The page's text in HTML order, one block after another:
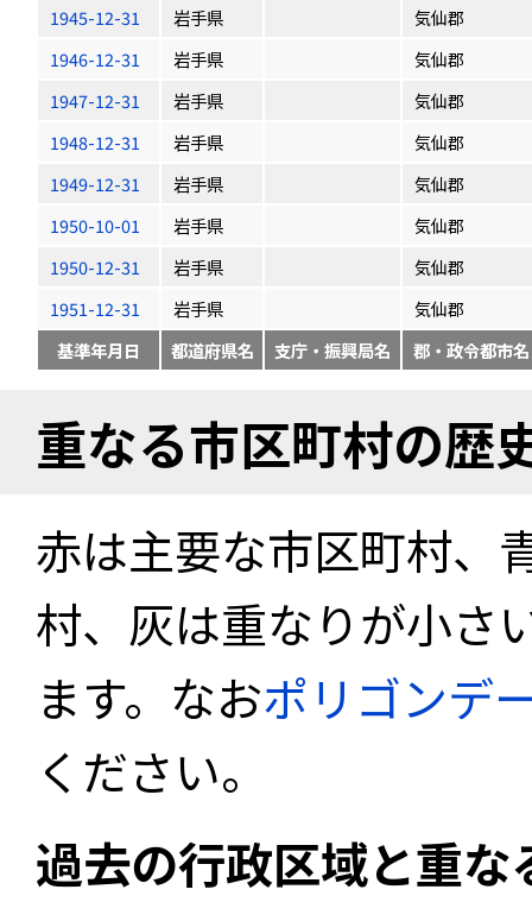
1945-12-31
岩手県
気仙郡
1946-12-31
岩手県
気仙郡
1947-12-31
岩手県
気仙郡
1948-12-31
岩手県
気仙郡
1949-12-31
岩手県
気仙郡
1950-10-01
岩手県
気仙郡
1950-12-31
岩手県
気仙郡
1951-12-31
岩手県
気仙郡
基準年月日
都道府県名 支庁・振興局名 郡・政令都市名
重なる市区町村の歴
赤は主要な市区町村、
村、灰は重なりが小さ
ます。なおポリゴンデ
ください。
過去の行政区域と重